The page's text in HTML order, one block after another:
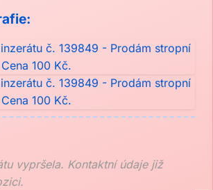
vypršela. Kontaktní údaje již